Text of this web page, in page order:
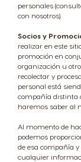
personales
con nosotros).
Socios y
realizar en este
promoción en
organización u otro
recolectar y
personal está
compañía distinta
haremos saber al
Al momento de
podemos
de esa compañía
cualquier
Bosnia